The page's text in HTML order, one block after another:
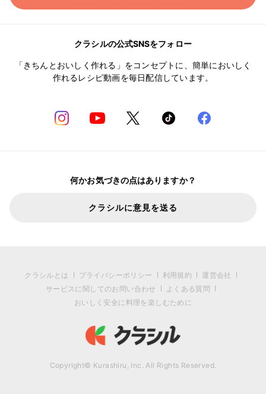
クラシルの公式SNSをフォロー
「きちんとおいしく作れる」をコンセプトに、簡単においしく
作れるレシピ動画を毎日配信しています。
何かお気づきの点はありますか？
クラシルに意見を送る
クラシルとは プライバシーポリシー 利用規約
運営会社
サービスに関してのお問い合わせ
よくある質問
おいしく安全に料理を楽しむために
Copyright© Kurashiru, Inc. All Rights Reserved.